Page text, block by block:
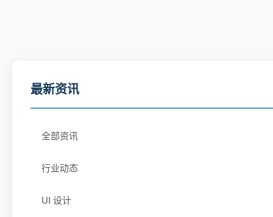
最新资讯
全部资讯
行业动态
UI 设计